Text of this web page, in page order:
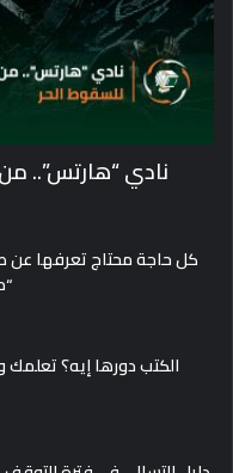
نادي “هارتس”..
كل حاجة محتاج تعرفها عن
الكتب دورها إيه؟ تعلمك